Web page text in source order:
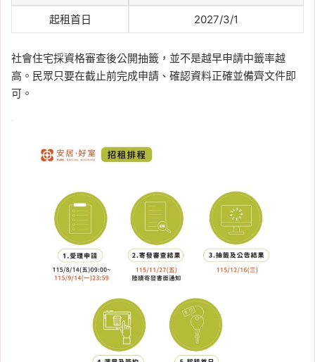
起租首日 2027/3/1
社會住宅採資格審查後公開抽籤，並不是越早申請中籤率越
高。民眾只要在截止前完成申請、確認資料正確並備齊文件即
可。